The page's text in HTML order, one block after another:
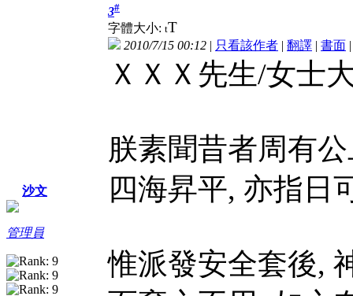
沙文
管理員
3#
字體大小: tT
2010/7/15 00:12 | 只看該作者 | 翻譯 | 書面
ＸＸＸ先生/女士
朕素聞昔者周有
四海昇平, 亦指日
惟派發安全套後,